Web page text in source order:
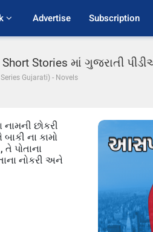
Advertise Subscription
Stories માં ગુજરાતી
Gujarati) - Novels
નામની છોકરી
ના કામો
પોતાના
નોકરી અને